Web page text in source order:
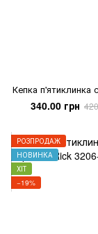
Кепка п'ятиклинка
340.00 грн
РОЗПРОДАЖ
НОВИНКА
ХІТ
−19%